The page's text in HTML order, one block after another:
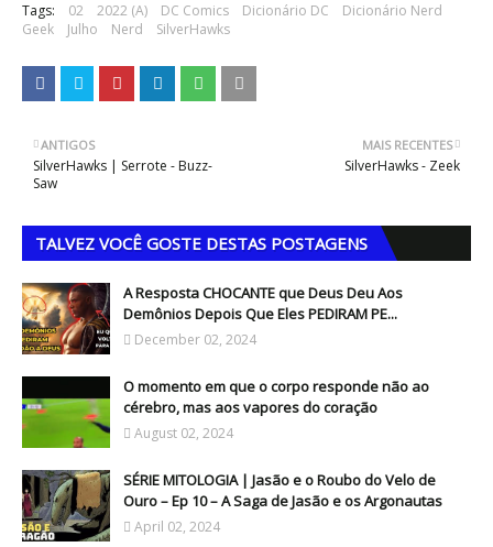
Tags: 02 2022 (A) DC Comics Dicionário DC
Dicionário Nerd
Geek
Julho Nerd SilverHawks
MAIS RECENTES
SilverHawks - Zeek
ANTIGOS
SilverHawks | Serrote - Buzz-
Saw
TALVEZ VOCÊ GOSTE DESTAS POSTAGENS
A Resposta CHOCANTE que Deus Deu Aos
Demônios Depois Que Eles PEDIRAM PE...
December 02, 2024
O momento em que o corpo responde não ao
cérebro, mas aos vapores do coração
August 02, 2024
SÉRIE MITOLOGIA | Jasão e o Roubo do Velo de
Ouro – Ep 10 – A Saga de Jasão e os Argonautas
April 02, 2024